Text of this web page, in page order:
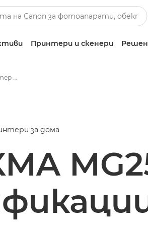
Принтери и скенери
Спецификации на принтер Canon PIXMA MG2551S
за дома